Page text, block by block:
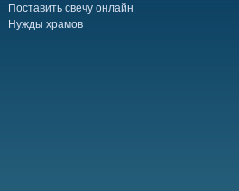
Поставить свечу онлайн
Нужды храмов